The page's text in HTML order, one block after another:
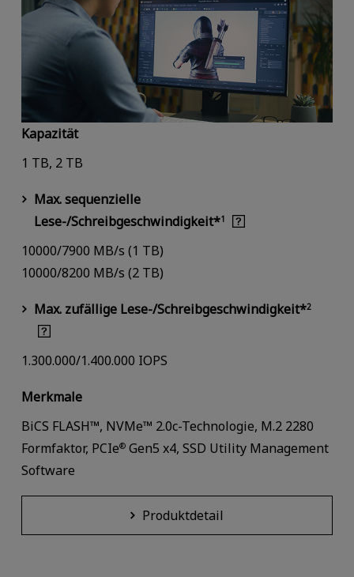
Kapazität
1 TB, 2 TB
Max. sequenzielle
Lese-/Schreibgeschwindigkeit*1
10000/7900 MB/s (1 TB)
10000/8200 MB/s (2 TB)
Max. zufällige Lese-/Schreibgeschwindigkeit*2
1.300.000/1.400.000 IOPS
Merkmale
BiCS FLASH™, NVMe™ 2.0c-Technologie, M.2 2280
Formfaktor, PCIe®Gen5 x4, SSD Utility Management
Software
Produktdetail